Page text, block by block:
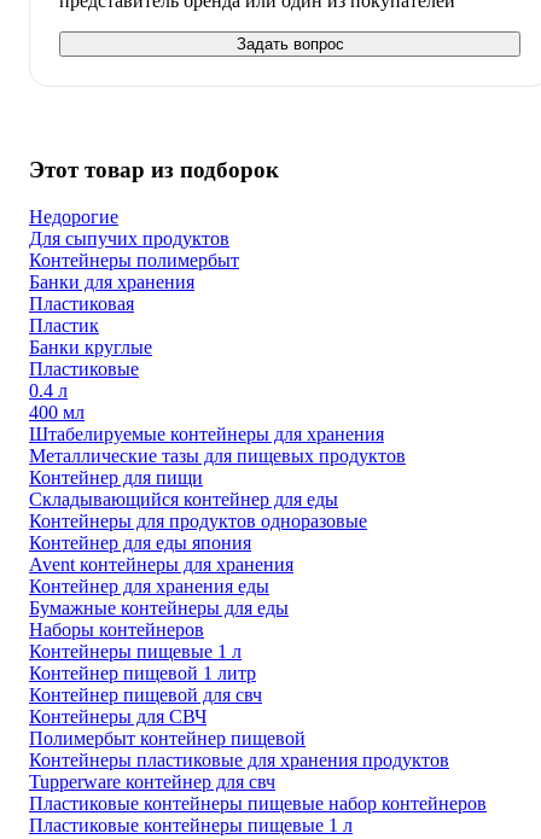
Задать вопрос
Этот товар из подборок
Недорогие
Для сыпучих продуктов
Контейнеры полимербыт
Банки для хранения
Пластиковая
Пластик
Банки круглые
Пластиковые
0.4 л
400 мл
Штабелируемые контейнеры для хранения
Металлические тазы для пищевых продуктов
Контейнер для пищи
Складывающийся контейнер для еды
Контейнеры для продуктов одноразовые
Контейнер для еды япония
Avent контейнеры для хранения
Контейнер для хранения еды
Бумажные контейнеры для еды
Наборы контейнеров
Контейнеры пищевые 1 л
Контейнер пищевой 1 литр
Контейнер пищевой для свч
Контейнеры для СВЧ
Полимербыт контейнер пищевой
Контейнеры пластиковые для хранения продуктов
Tupperware контейнер для свч
Пластиковые контейнеры пищевые набор контейнеров
Пластиковые контейнеры пищевые 1 л